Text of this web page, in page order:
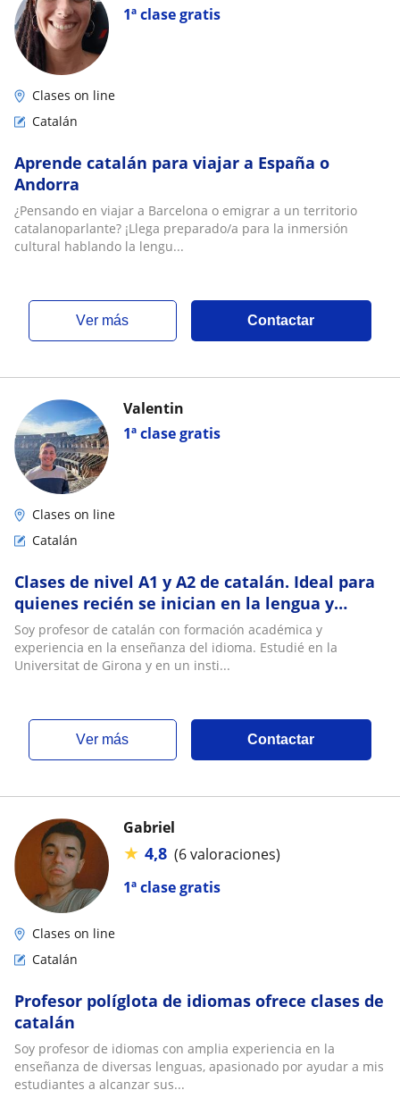
1ª clase gratis
Clases on line
Catalán
Aprende catalán para viajar a España o
Andorra
¿Pensando en viajar a Barcelona o emigrar a un territorio
catalanoparlante? ¡Llega preparado/a para la inmersión
cultural hablando la lengu...
ver más Contactar
1ª clase gratis
Valentin
Clases on line
Catalán
Clases de nivel A1 y A2 de catalán. Ideal para
quienes recién se inician en la lengua y
cultura catalana
Soy profesor de catalán con formación académica y
experiencia en la enseñanza del idioma. Estudié en la
Universitat de Girona y en un insti...
ver más Contactar
1ª clase gratis
Gabriel
★ 4,8 (6 valoraciones)
Clases on line
Catalán
Profesor políglota de idiomas ofrece clases de
catalán
Soy profesor de idiomas con amplia experiencia en la
enseñanza de diversas lenguas, apasionado por ayudar a mis
estudiantes a alcanzar sus...